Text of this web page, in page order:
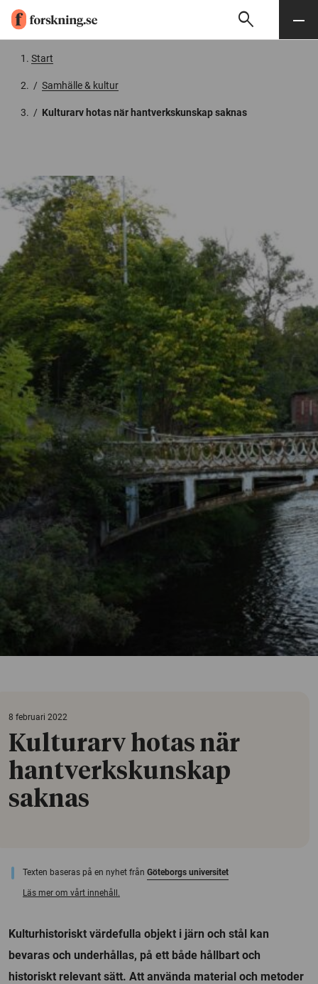
Söksearch Meny
Start
/ Samhälle & kultur
/ Kulturarv hotas när hantverkskunskap saknas
8 februari 2022
Kulturarv hotas när
hantverkskunskap
saknas
Texten baseras på en nyhet från Göteborgs universitet
Läs mer om vårt innehåll.
Kulturhistoriskt värdefulla objekt i järn och stål kan
bevaras och underhållas, på ett både hållbart och
historiskt relevant sätt. Att använda material och metoder